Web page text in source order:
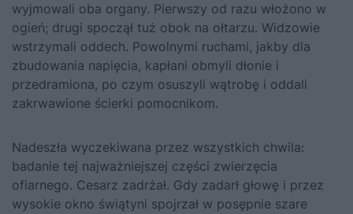
wyjmowali oba organy. Pierwszy od razu włożono w
ogień; drugi spoczął tuż obok na ołtarzu. Widzowie
wstrzymali oddech. Powolnymi ruchami, jakby dla
zbudowania napięcia, kapłani obmyli dłonie i
przedramiona, po czym osuszyli wątrobę i oddali
zakrwawione ścierki pomocnikom.
Nadeszła wyczekiwana przez wszystkich chwila:
badanie tej najważniejszej części zwierzęcia
ofiarnego. Cesarz zadrżał. Gdy zadarł głowę i przez
wysokie okno świątyni spojrzał w posępnie szare